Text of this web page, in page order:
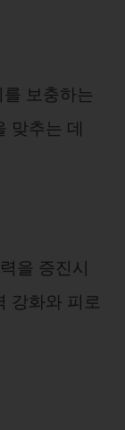
보충하는
맞추는 데
을 증진시
강화와 피로